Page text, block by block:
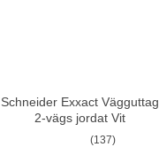
Schneider Exxact Vägguttag
2-vägs jordat Vit
standarduttag
(137)